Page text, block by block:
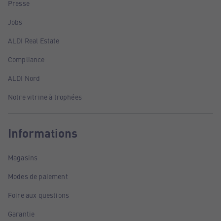
Presse
Jobs
ALDI Real Estate
Compliance
ALDI Nord
Notre vitrine à trophées
Informations
Magasins
Modes de paiement
Foire aux questions
Garantie